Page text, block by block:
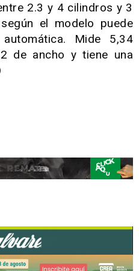
2.3 y 4 cilindros y 3
el modelo puede
Mide 5,34
de ancho y tiene una